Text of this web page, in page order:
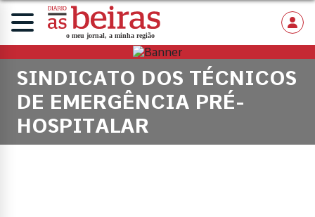
SINDICATO DOS TÉCNICOS
DE EMERGÊNCIA PRÉ-
HOSPITALAR